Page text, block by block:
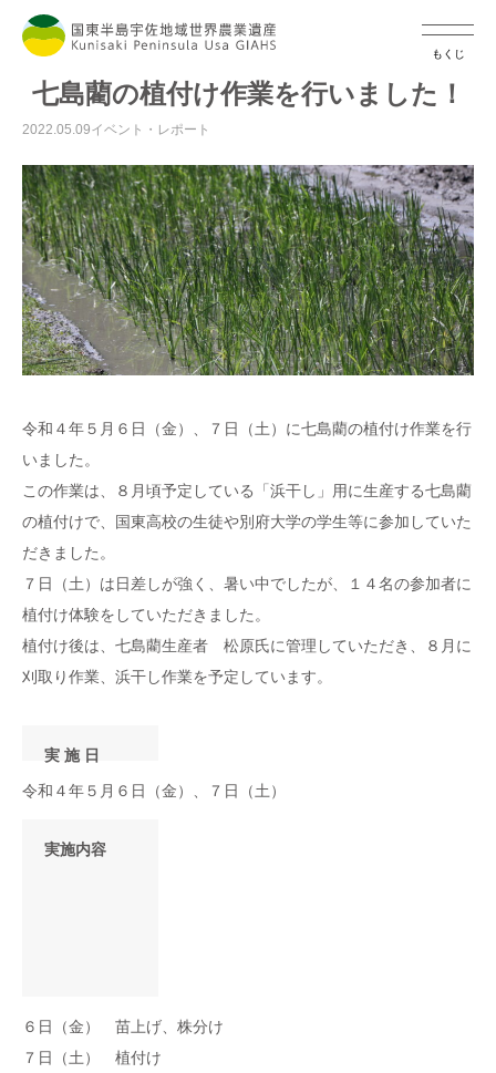
もくじ
七島藺の植付け作業を行いました！
2022.05.09イベント・レポート
令和４年５月６日（金）、７日（土）に七島藺の植付け作業を行
いました。
この作業は、８月頃予定している「浜干し」用に生産する七島藺
の植付けで、国東高校の生徒や別府大学の学生等に参加していた
だきました。
７日（土）は日差しが強く、暑い中でしたが、１４名の参加者に
植付け体験をしていただきました。
植付け後は、七島藺生産者 松原氏に管理していただき、８月に
刈取り作業、浜干し作業を予定しています。
実 施 日
令和４年５月６日（金）、７日（土）
実施内容
６日（金） 苗上げ、株分け
７日（土） 植付け